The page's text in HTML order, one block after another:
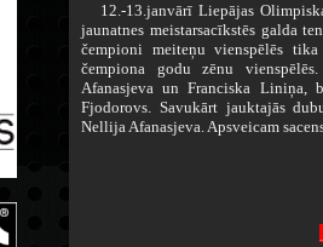
12.-13.janvārī Liepājas
jaunatnes meistarsacīkstēs galda
čempioni meiteņu vienspēlēs
čempiona godu zēnu
Afanasjeva un Franciska Liniņa,
Fjodorovs. Savukārt jauktajās
Nellija Afanasjeva. Apsveicam